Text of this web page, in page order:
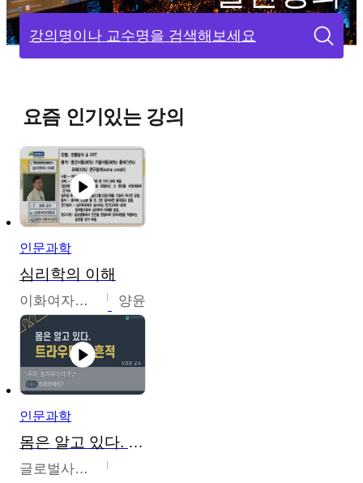
강의명이나 교수명을 검색해보세요
요즘 인기있는 강의
인문과학
심리학의 이해
이화여자대학교 양윤
인문과학
몸은 알고 있다. 트라우마의 흔적
글로벌사이버대학교